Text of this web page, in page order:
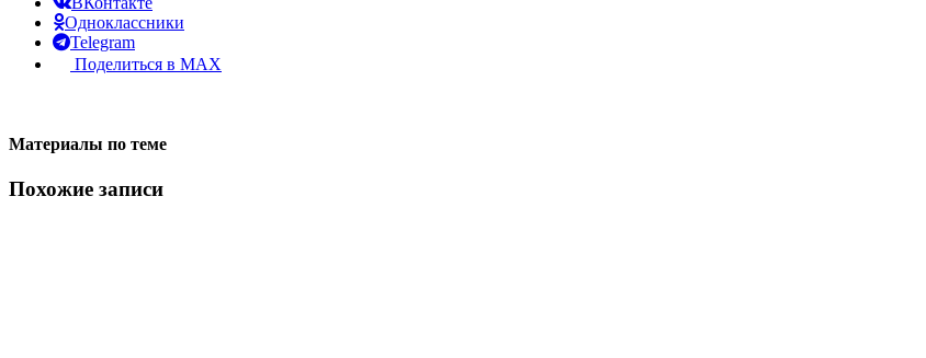
Одноклассники
Telegram
Поделиться в MAX
Материалы по теме
Похожие записи